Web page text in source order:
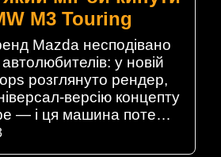
M3 Touring
Mazda несподівано
у новій
розглянуто рендер,
версію концепту
— і ця машина поте…